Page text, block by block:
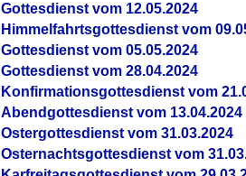
Gottesdienst vom 12.05.2024
Himmelfahrtsgottesdienst vom
Gottesdienst vom 05.05.2024
Gottesdienst vom 28.04.2024
Konfirmationsgottesdienst vom
Abendgottesdienst vom 13.04.2024
Ostergottesdienst vom 31.03.2024
Osternachtsgottesdienst vom